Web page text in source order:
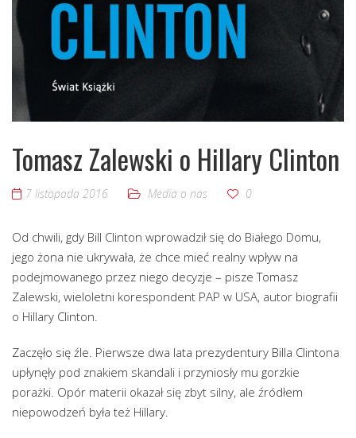
Tomasz Zalewski o Hillary Clinton
7 listopada 2016 Media o nas 0
Od chwili, gdy Bill Clinton wprowadził się do Białego Domu,
jego żona nie ukrywała, że chce mieć realny wpływ na
podejmowanego przez niego decyzje – pisze Tomasz
Zalewski, wieloletni korespondent PAP w USA, autor biografii
o Hillary Clinton.
Zaczęło się źle. Pierwsze dwa lata prezydentury Billa Clintona
upłynęły pod znakiem skandali i przyniosły mu gorzkie
porażki. Opór materii okazał się zbyt silny, ale źródłem
niepowodzeń była też Hillary.